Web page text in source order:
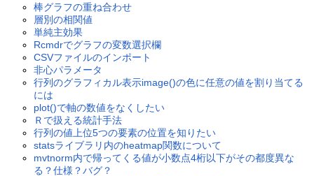
棒グラフの重ね合わせ
層別の相関値
単純主効果
Rcmdrでグラフの変数選択欄
CSVファイルのインポート
非心パラメータ
行列のグラフィカル表示image()の色に任意の値を割り当てる
には
plot()で軸の数値をなくしたい
Ｒで扱える統計手法
行列の値上位5つの要素の位置を知りたい
statsライブラリ内のheatmap関数について
mvtnorm内で帰ってくる値が小数点4桁以下がその都度異な
る？仕様？バグ？